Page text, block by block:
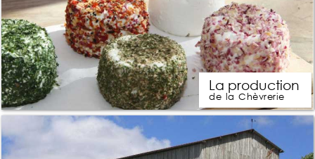
La production
de la Chèvrerie